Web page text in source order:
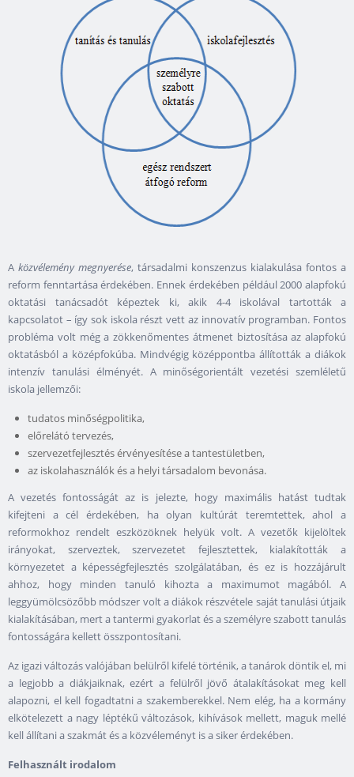
A közvélemény megnyerése, társadalmi konszenzus kialakulása fontos a
reform fenntartása érdekében. Ennek érdekében például 2000 alapfokú
oktatási tanácsadót képeztek ki, akik 4-4 iskolával tartották a
kapcsolatot – így sok iskola részt vett az innovatív programban. Fontos
probléma volt még a zökkenőmentes átmenet biztosítása az alapfokú
oktatásból a középfokúba. Mindvégig középpontba állították a diákok
intenzív tanulási élményét. A minőségorientált vezetési szemléletű
iskola jellemzői:
tudatos minőségpolitika,
előrelátó tervezés,
szervezetfejlesztés érvényesítése a tantestületben,
az iskolahasználók és a helyi társadalom bevonása.
A vezetés fontosságát az is jelezte, hogy maximális hatást tudtak
kifejteni a cél érdekében, ha olyan kultúrát teremtettek, ahol a
reformokhoz rendelt eszközöknek helyük volt. A vezetők kijelöltek
irányokat, szerveztek, szervezetet fejlesztettek, kialakították a
környezetet a képességfejlesztés szolgálatában, és ez is hozzájárult
ahhoz, hogy minden tanuló kihozta a maximumot magából. A
leggyümölcsözőbb módszer volt a diákok részvétele saját tanulási útjaik
kialakításában, mert a tantermi gyakorlat és a személyre szabott tanulás
fontosságára kellett összpontosítani.
Az igazi változás valójában belülről kifelé történik, a tanárok döntik el, mi
a legjobb a diákjaiknak, ezért a felülről jövő átalakításokat meg kell
alapozni, el kell fogadtatni a szakemberekkel. Nem elég, ha a kormány
elkötelezett a nagy léptékű változások, kihívások mellett, maguk mellé
kell állítani a szakmát és a közvéleményt is a siker érdekében.
Felhasznált irodalom